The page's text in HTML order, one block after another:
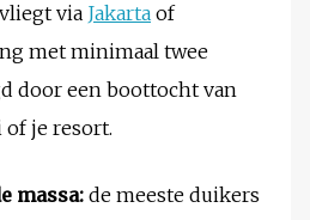
via Jakarta of
met minimaal twee
door een boottocht van
of je resort.
massa: de meeste duikers